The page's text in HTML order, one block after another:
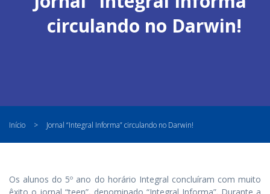
circulando no Darwin!
Início > Jornal “Integral Informa” circulando no Darwin!
Os alunos do 5º ano do horário Integral concluíram com muito